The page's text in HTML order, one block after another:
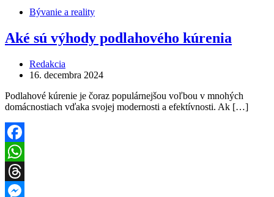
Bývanie a reality
Aké sú výhody podlahového kúrenia
Redakcia
16. decembra 2024
Podlahové kúrenie je čoraz populárnejšou voľbou v mnohých
domácnostiach vďaka svojej modernosti a efektívnosti. Ak […]
Facebook
WhatsApp
Threads